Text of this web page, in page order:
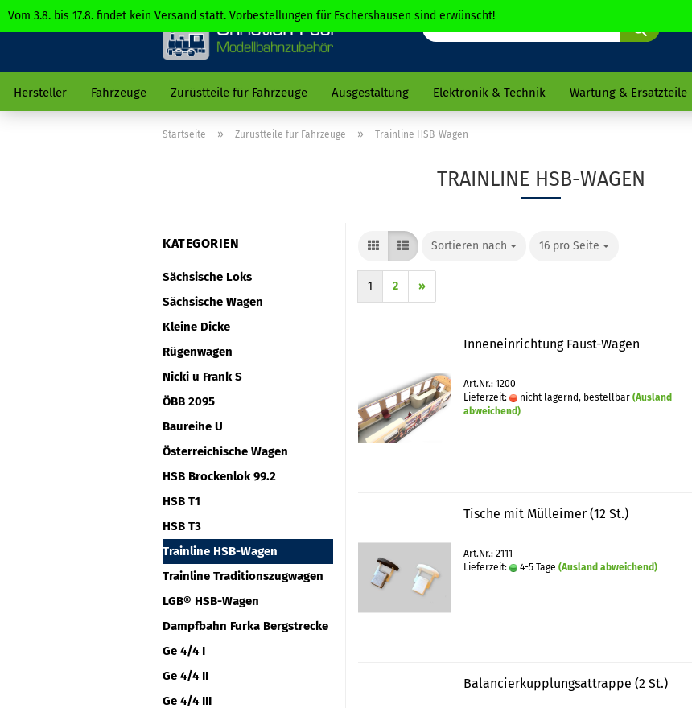
Vom 3.8. bis 17.8. findet kein Versand statt. Vorbestellungen für Eschershausen sind erwünscht!
Hersteller Fahrzeuge Zurüstteile für Fahrzeuge Ausgestaltung Elektronik & Technik Wartung & Ersatzteile
Startseite » Zurüstteile für Fahrzeuge » Trainline HSB-Wagen
TRAINLINE HSB-WAGEN
KATEGORIEN
Sächsische Loks
Sächsische Wagen
Kleine Dicke
Rügenwagen
Nicki u Frank S
ÖBB 2095
Baureihe U
Österreichische Wagen
HSB Brockenlok 99.2
HSB T1
HSB T3
Trainline HSB-Wagen
Trainline Traditionszugwagen
LGB® HSB-Wagen
Dampfbahn Furka Bergstrecke
Ge 4/4 I
Ge 4/4 II
Ge 4/4 III
Sortieren nach
Sortieren nach 16 pro Seite
pro Seite
1 2 »
Inneneinrichtung Faust-Wagen
Art.Nr.: 1200
Lieferzeit:
nicht lagernd, bestellbar (Ausland
abweichend)
Tische mit Mülleimer (12 St.)
Art.Nr.: 2111
Lieferzeit:
4-5 Tage (Ausland abweichend)
Balancierkupplungsattrappe (2 St.)